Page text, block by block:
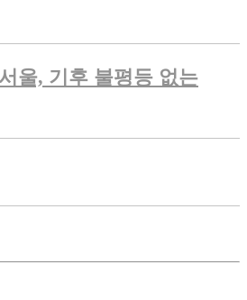
울, 기후 불평등 없는